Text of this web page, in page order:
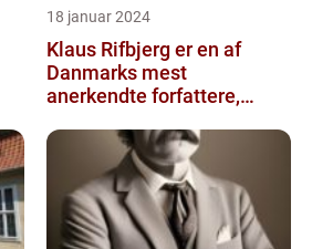
18 januar 2024
Klaus Rifbjerg er en af
Danmarks mest
anerkendte forfattere,
og bidrag ti...